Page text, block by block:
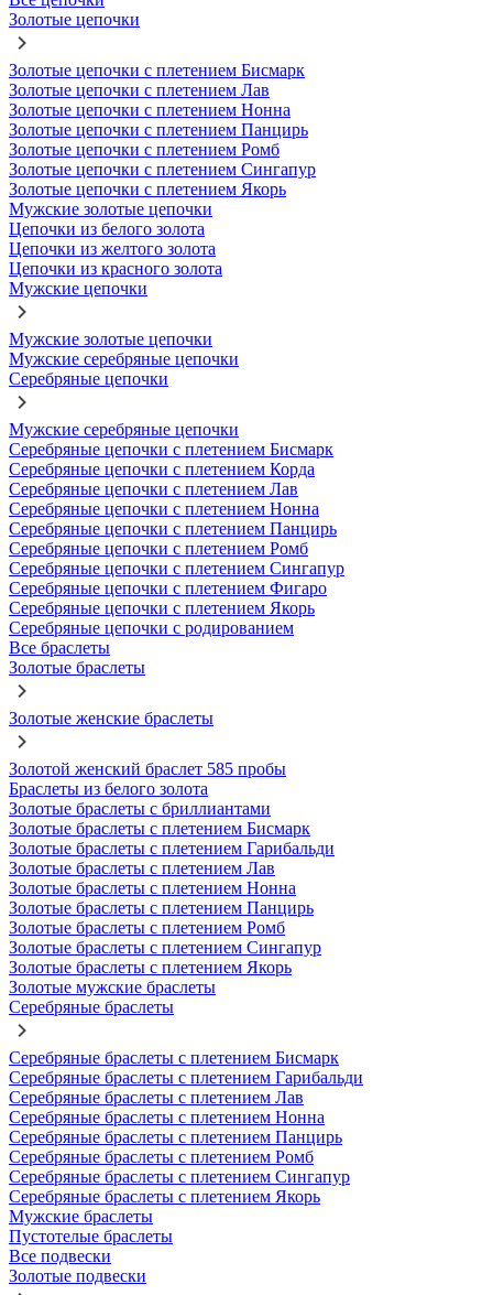
Золотые цепочки
Золотые цепочки с плетением Бисмарк
Золотые цепочки с плетением Лав
Золотые цепочки с плетением Нонна
Золотые цепочки с плетением Панцирь
Золотые цепочки с плетением Ромб
Золотые цепочки с плетением Сингапур
Золотые цепочки с плетением Якорь
Мужские золотые цепочки
Цепочки из белого золота
Цепочки из желтого золота
Цепочки из красного золота
Мужские цепочки
Мужские золотые цепочки
Мужские серебряные цепочки
Серебряные цепочки
Мужские серебряные цепочки
Серебряные цепочки с плетением Бисмарк
Серебряные цепочки с плетением Корда
Серебряные цепочки с плетением Лав
Серебряные цепочки с плетением Нонна
Серебряные цепочки с плетением Панцирь
Серебряные цепочки с плетением Ромб
Серебряные цепочки с плетением Сингапур
Серебряные цепочки с плетением Фигаро
Серебряные цепочки с плетением Якорь
Серебряные цепочки с родированием
Все браслеты
Золотые браслеты
Золотые женские браслеты
Золотой женский браслет 585 пробы
Браслеты из белого золота
Золотые браслеты с бриллиантами
Золотые браслеты с плетением Бисмарк
Золотые браслеты с плетением Гарибальди
Золотые браслеты с плетением Лав
Золотые браслеты с плетением Нонна
Золотые браслеты с плетением Панцирь
Золотые браслеты с плетением Ромб
Золотые браслеты с плетением Сингапур
Золотые браслеты с плетением Якорь
Золотые мужские браслеты
Серебряные браслеты
Серебряные браслеты с плетением Бисмарк
Серебряные браслеты с плетением Гарибальди
Серебряные браслеты с плетением Лав
Серебряные браслеты с плетением Нонна
Серебряные браслеты с плетением Панцирь
Серебряные браслеты с плетением Ромб
Серебряные браслеты с плетением Сингапур
Серебряные браслеты с плетением Якорь
Мужские браслеты
Пустотелые браслеты
Все подвески
Золотые подвески